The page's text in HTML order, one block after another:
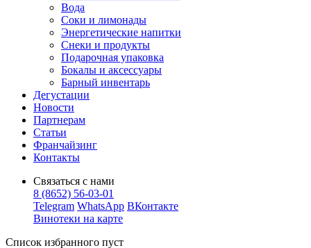
Вода
Соки и лимонады
Энергетические напитки
Снеки и продукты
Подарочная упаковка
Бокалы и аксессуары
Барный инвентарь
Дегустации
Новости
Партнерам
Статьи
Франчайзинг
Контакты
Связаться с нами
8 (8652) 56-03-01
Telegram WhatsApp ВКонтакте
Винотеки на карте
Список избранного пуст